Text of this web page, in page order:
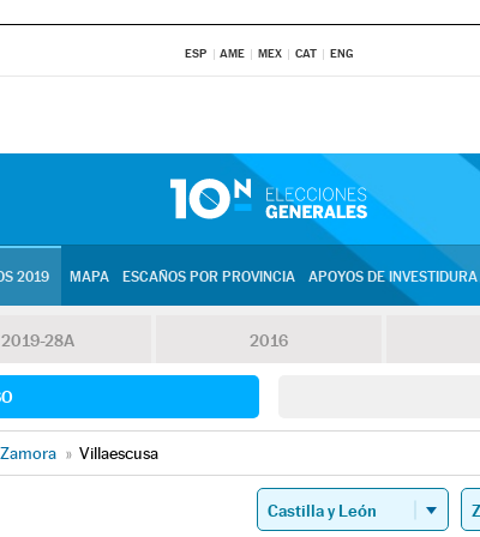
ESP AME MEX CAT ENG
2019 MAPA ESCAÑOS POR PROVINCIA APOYOS DE INVESTIDURA
2019-28A 2016
Zamora » Villaescusa